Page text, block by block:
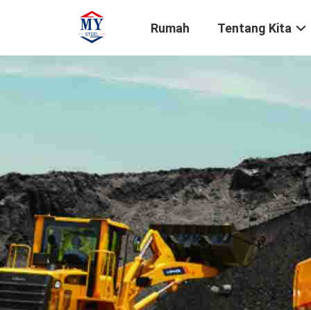
Rumah Tentang Kita